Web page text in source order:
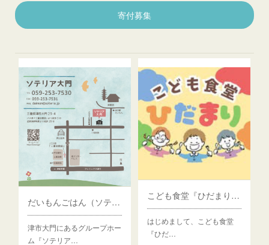
寄付募集
だいもんごはん（ソテリア大門）（津市）
津市大門にあるグループホー
ム『ソテリア…
こども食堂『ひだまり』（四日市市）
はじめまして、こども食堂
『ひだ…